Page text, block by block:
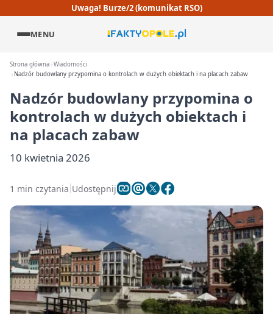
Uwaga! Burze/2 (komunikat RSO)
MENU
Strona główna Wiadomości
Nadzór budowlany przypomina o kontrolach w dużych obiektach i na placach zabaw
Nadzór budowlany przypomina o
kontrolach w dużych obiektach i
na placach zabaw
10 kwietnia 2026
1 min czytania Udostępnij